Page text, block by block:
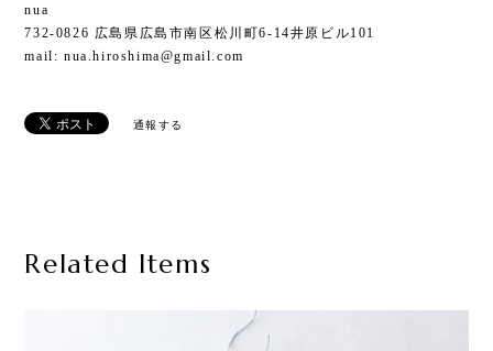
nua
732-0826 広島県広島市南区松川町6-14井原ビル101
mail: nua.hiroshima@gmail.com
通報する
Related Items